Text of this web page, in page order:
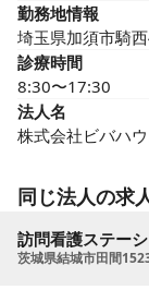
勤務地情報
埼玉県加須市騎
診療時間
8:30〜17:30
法人名
株式会社ビバハ
同じ法人の求
訪問看護ステー
茨城県結城市田間